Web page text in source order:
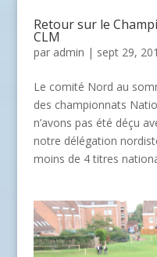
Retour sur le
CLM
par admin | sept 29,
Le comité Nord au
des championnats
n’avons pas été déçu
notre délégation
moins de 4 titres